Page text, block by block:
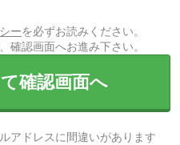
ーを必ずお読みください。
確認画面へお進み下さい。
確認画面へ
アドレスに間違いがあります